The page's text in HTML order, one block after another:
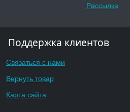
Рассылка
Поддержка клиентов
Связаться с нами
Вернуть товар
Карта сайта